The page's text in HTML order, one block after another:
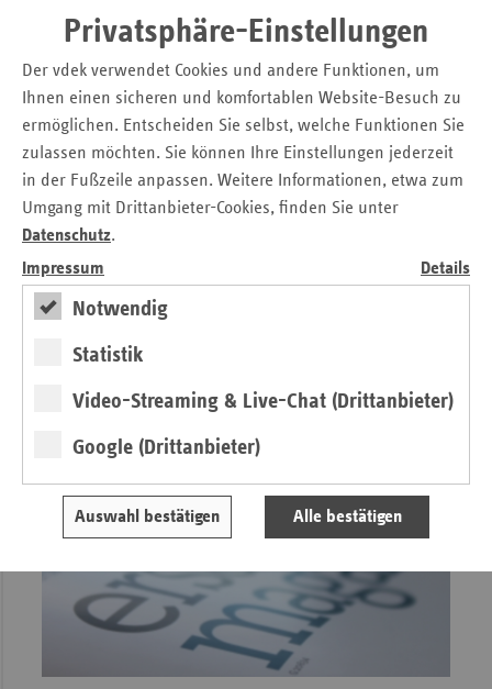
Privatsphäre-Einstellungen
Der vdek verwendet Cookies und andere Funktionen, um
Ihnen einen sicheren und komfortablen Website-Besuch zu
ermöglichen. Entscheiden Sie selbst, welche Funktionen Sie
zulassen möchten. Sie können Ihre Einstellungen jederzeit
in der Fußzeile anpassen. Weitere Informationen, etwa zum
Umgang mit Drittanbieter-Cookies, finden Sie unter
Datenschutz.
Impressum
Details
Notwendig
Statistik
Video-Streaming & Live-Chat (Drittanbieter)
Google (Drittanbieter)
Auswahl bestätigen Alle bestätigen
E-Health-Gesetz
von Ole Laumann